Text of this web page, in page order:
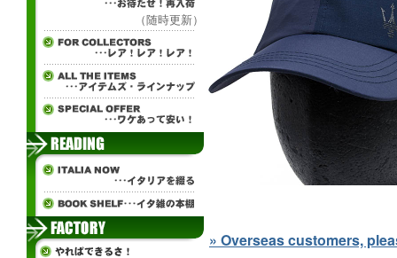
（随時更新）
» Overseas customers,